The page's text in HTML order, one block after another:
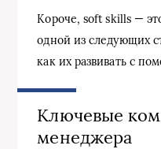
Короче, soft skills —
одной из следующих
как их развивать с
Ключевые
менеджера